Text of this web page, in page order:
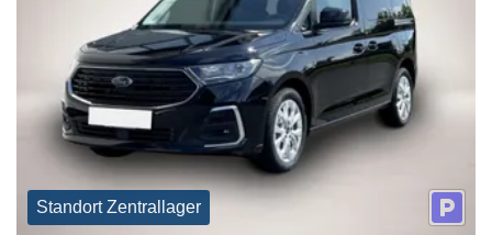
Standort Zentrallager